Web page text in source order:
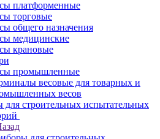
платформенные
торговые
общего назначения
медицинские
крановые
промышленные
весовые для товарных и
весов
строительных испытательных